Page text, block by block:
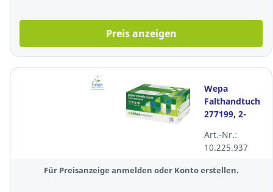
Preis anzeigen
Wepa
Falthandtuch
277199, 2-
23cm, 3200
Stück
Art.-Nr.:
10.225.937
Für Preisanzeige anmelden oder Konto erstellen.